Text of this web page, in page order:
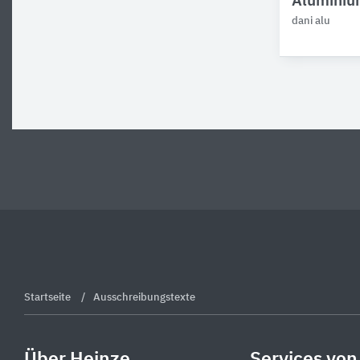
dani alu
Startseite Ausschreibungstexte